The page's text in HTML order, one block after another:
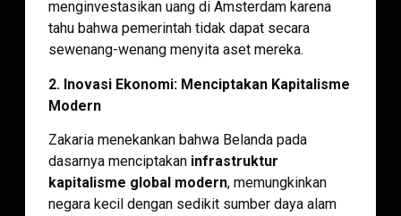
menginvestasikan uang di Amsterdam karena
tahu bahwa pemerintah tidak dapat secara
sewenang-wenang menyita aset mereka.
2. Inovasi Ekonomi: Menciptakan Kapitalisme
Modern
Zakaria menekankan bahwa Belanda pada
dasarnya menciptakan infrastruktur
kapitalisme global modern, memungkinkan
negara kecil dengan sedikit sumber daya alam